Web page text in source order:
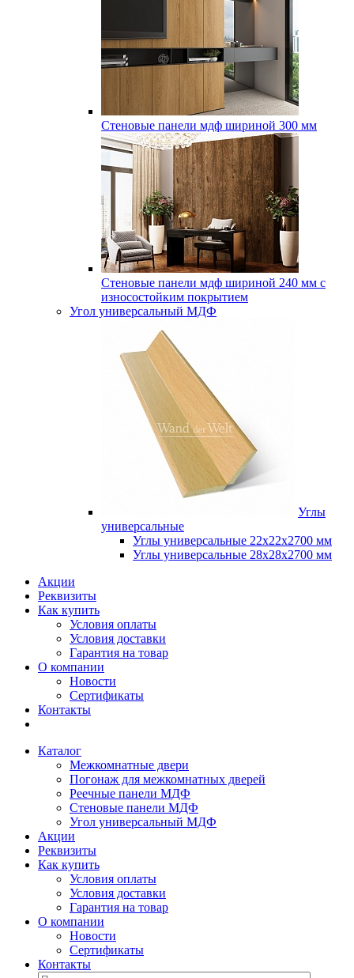
Стеновые панели мдф шириной 300 мм
Стеновые панели мдф шириной 240 мм с
износостойким покрытием
Угол универсальный МДФ
Углы
универсальные
Углы универсальные 22х22х2700 мм
Углы универсальные 28х28х2700 мм
Акции
Реквизиты
Как купить
Условия оплаты
Условия доставки
Гарантия на товар
О компании
Новости
Сертификаты
Контакты
Каталог
Межкомнатные двери
Погонаж для межкомнатных дверей
Реечные панели МДФ
Стеновые панели МДФ
Угол универсальный МДФ
Акции
Реквизиты
Как купить
Условия оплаты
Условия доставки
Гарантия на товар
О компании
Новости
Сертификаты
Контакты